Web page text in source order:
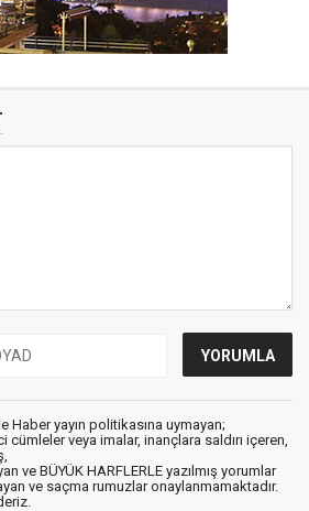
Haber yayın politikasına uymayan;
veya imalar, inançlara saldırı içeren,
ve BÜYÜK HARFLERLE yazılmış yorumlar
ve saçma rumuzlar onaylanmamaktadır.